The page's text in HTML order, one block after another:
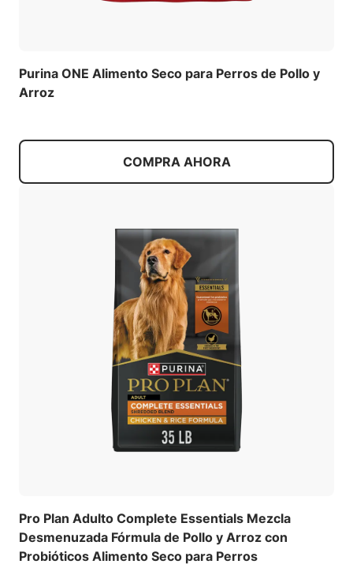
Purina ONE Alimento Seco para Perros de Pollo y
Arroz
COMPRA AHORA
Pro Plan Adulto Complete Essentials Mezcla
Desmenuzada Fórmula de Pollo y Arroz con
Probióticos Alimento Seco para Perros